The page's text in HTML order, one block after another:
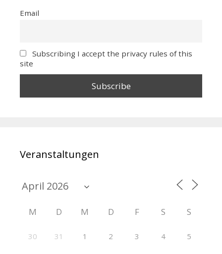
Email
Subscribing I accept the privacy rules of this
site
Veranstaltungen
M D M D F S S
30 31 1 2 3 4 5